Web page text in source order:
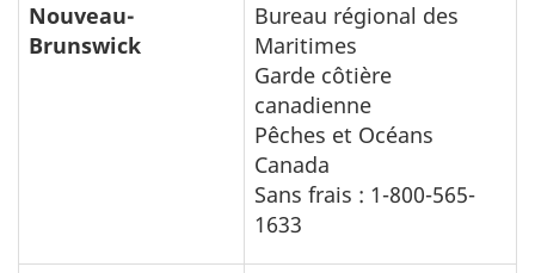
Nouveau-
Brunswick
Bureau régional des
Maritimes
Garde côtière
canadienne
Pêches et Océans
Canada
Sans frais : 1-800-565-
1633